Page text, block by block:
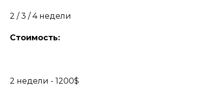
2 / 3 / 4 недели
Стоимость:
2 недели - 1200$